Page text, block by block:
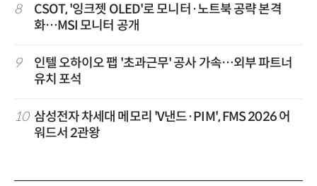
8
CSOT, '잉크젯 OLED'로 모니터·노트북 공략 본격
화…MSI 모니터 공개
9
인텔 오하이오 팹 '초과근무' 공사 가속…외부 파트너
유치 포석
10 삼성전자 차세대 메모리 'V낸드·PIM', FMS 2026 어
워드서 2관왕